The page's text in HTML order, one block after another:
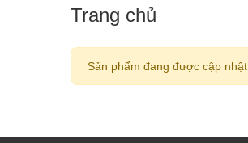
Trang chủ
Sản phẩm đang được cập nhật.